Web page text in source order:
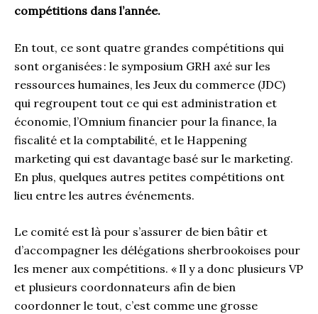
compétitions dans l’année.
En tout, ce sont quatre grandes compétitions qui
sont organisées : le symposium GRH axé sur les
ressources humaines, les Jeux du commerce (JDC)
qui regroupent tout ce qui est administration et
économie, l’Omnium financier pour la finance, la
fiscalité et la comptabilité, et le Happening
marketing qui est davantage basé sur le marketing.
En plus, quelques autres petites compétitions ont
lieu entre les autres événements.
Le comité est là pour s’assurer de bien bâtir et
d’accompagner les délégations sherbrookoises pour
les mener aux compétitions. « Il y a donc plusieurs VP
et plusieurs coordonnateurs afin de bien
coordonner le tout, c’est comme une grosse